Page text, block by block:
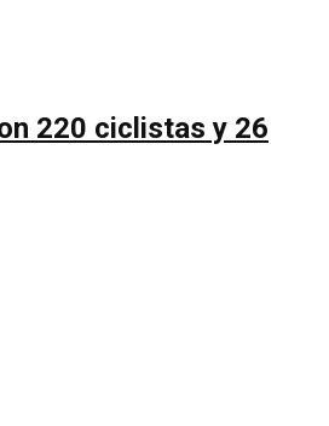
220 ciclistas y 26